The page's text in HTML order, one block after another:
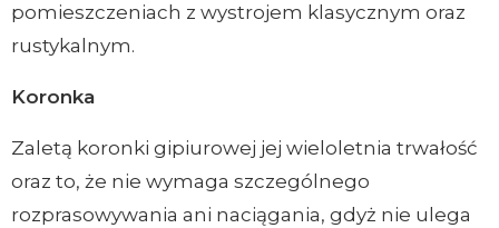
pomieszczeniach z wystrojem klasycznym oraz
rustykalnym.
Koronka
Zaletą koronki gipiurowej jej wieloletnia trwałość
oraz to, że nie wymaga szczególnego
rozprasowywania ani naciągania, gdyż nie ulega